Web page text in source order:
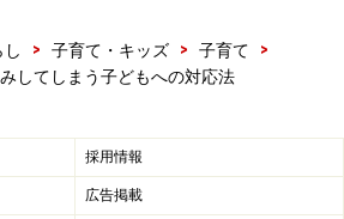
。
中を押すことから始めましょう。
起きる」でも「嫌いなピーマンを
し > 子育て・キッズ > 子育て
>
してしまう子どもへの対応法
採用情報
広告掲載